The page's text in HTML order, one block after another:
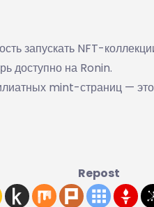
запускать NFT-
доступно на Ronin.
mint-страниц — это
Repost